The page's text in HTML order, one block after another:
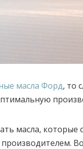
масла Форд, то
масла, которые